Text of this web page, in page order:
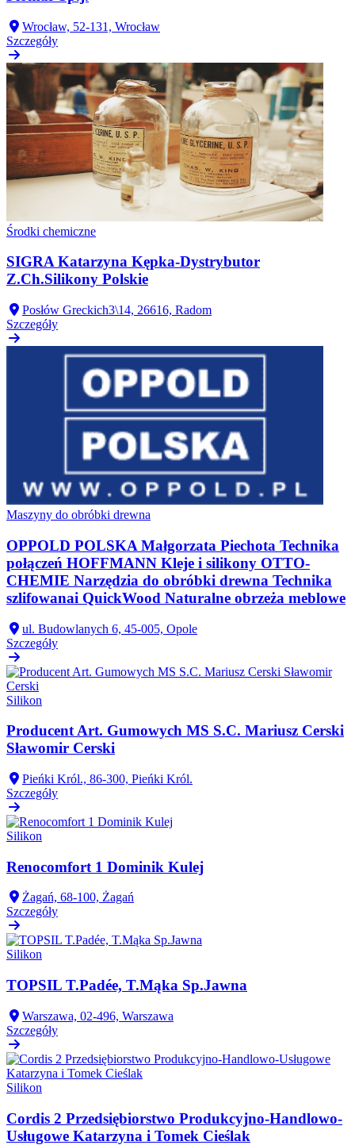
Wrocław, 52-131, Wrocław
Szczegóły
Środki chemiczne
SIGRA Katarzyna Kępka-Dystrybutor
Z.Ch.Silikony Polskie
Posłów Greckich3\14, 26616, Radom
Szczegóły
Maszyny do obróbki drewna
OPPOLD POLSKA Małgorzata Piechota Technika
połączeń HOFFMANN Kleje i silikony OTTO-
CHEMIE Narzędzia do obróbki drewna Technika
szlifowanai QuickWood Naturalne obrzeża meblowe
ul. Budowlanych 6, 45-005, Opole
Szczegóły
Silikon
Producent Art. Gumowych MS S.C. Mariusz Cerski
Sławomir Cerski
Pieńki Król., 86-300, Pieńki Król.
Szczegóły
Silikon
Renocomfort 1 Dominik Kulej
Żagań, 68-100, Żagań
Szczegóły
Silikon
TOPSIL T.Padée, T.Mąka Sp.Jawna
Warszawa, 02-496, Warszawa
Szczegóły
Silikon
Cordis 2 Przedsiębiorstwo Produkcyjno-Handlowo-
Usługowe Katarzyna i Tomek Cieślak